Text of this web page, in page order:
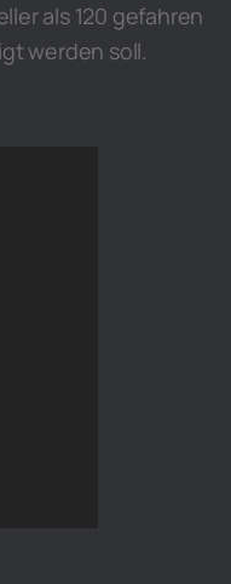
als 120 gefahren
werden soll.